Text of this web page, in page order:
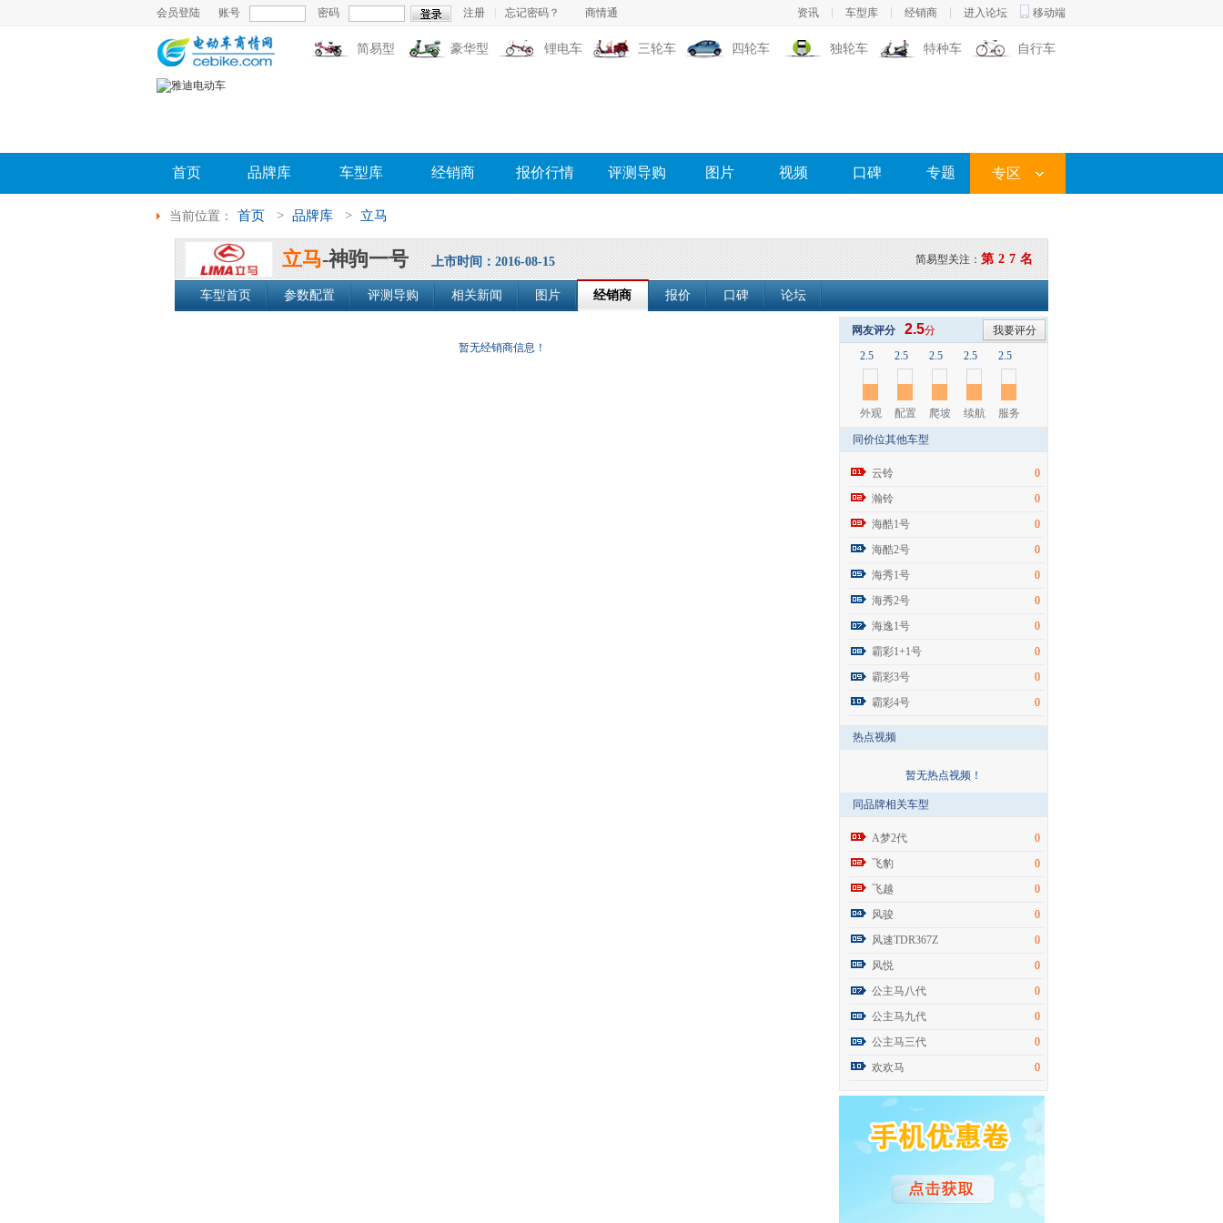
资讯 车型库 经销商 进入论坛 移动端
会员登陆 账号 密码 注册 忘记密码？ 商情通
简易型 豪华型 锂电车 三轮车 四轮车 独轮车 特种车 自行车
首页 品牌库 车型库 经销商 报价行情 评测导购 图片 视频 口碑 专题 专区
当前位置： 首页 > 品牌库 > 立马
简易型关注：第27名
立马-神驹一号 上市时间：2016-08-15
车型首页 参数配置 评测导购 相关新闻 图片 经销商 报价 口碑 论坛
暂无经销商信息！
网友评分 我要评分
2.5分
2.5
外观
2.5
配置
2.5
爬坡
2.5
续航
2.5
服务
同价位其他车型
云铃
0
瀚铃
0
海酷1号
0
海酷2号
0
海秀1号
0
海秀2号
0
海逸1号
0
霸彩1+1号
0
霸彩3号
0
霸彩4号
0
热点视频
暂无热点视频！
同品牌相关车型
A梦2代
0
飞豹
0
飞越
0
风骏
0
风速TDR367Z
0
风悦
0
公主马八代
0
公主马九代
0
公主马三代
0
欢欢马
0